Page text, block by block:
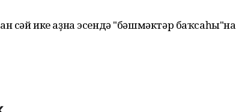
сәй ике аҙна эсендә "бәшмәктәр баҡсаһы"на